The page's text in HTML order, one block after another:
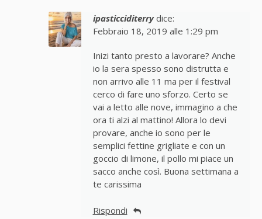
ipasticciditerry dice:
Febbraio 18, 2019 alle 1:29 pm
Inizi tanto presto a lavorare? Anche
io la sera spesso sono distrutta e
non arrivo alle 11 ma per il festival
cerco di fare uno sforzo. Certo se
vai a letto alle nove, immagino a che
ora ti alzi al mattino! Allora lo devi
provare, anche io sono per le
semplici fettine grigliate e con un
goccio di limone, il pollo mi piace un
sacco anche così. Buona settimana a
te carissima
Rispondi